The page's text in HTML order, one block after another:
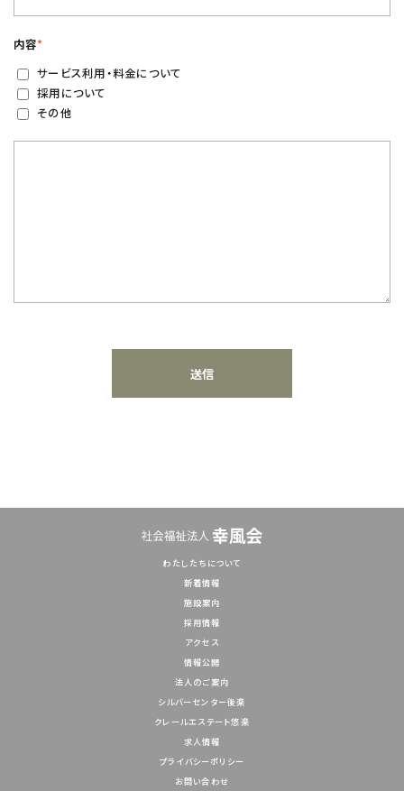
内容*
サービス利用・料金について
採用について
その他
わたしたちについて
新着情報
施設案内
採用情報
アクセス
情報公開
法人のご案内
シルバーセンター後楽
クレールエステート悠楽
求人情報
プライバシーポリシー
お問い合わせ